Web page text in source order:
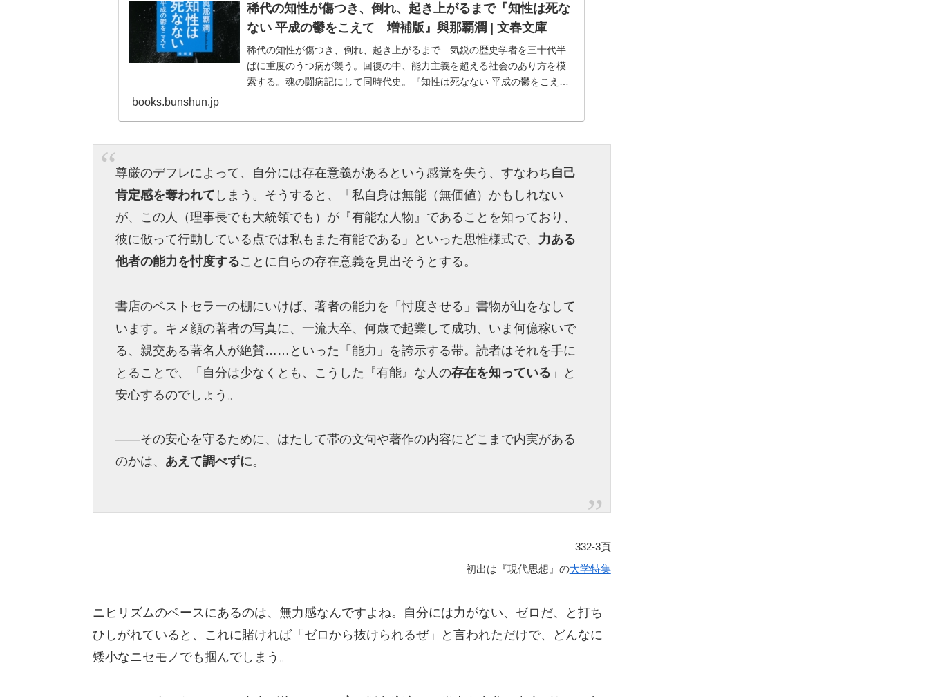
稀代の知性が傷つき、倒れ、起き上がるまで『知性は死な
ない 平成の鬱をこえて 増補版』與那覇潤 | 文春文庫
稀代の知性が傷つき、倒れ、起き上がるまで 気鋭の歴史学者を三十代半
ばに重度のうつ病が襲う。回復の中、能力主義を超える社会のあり方を模
索する。魂の闘病記にして同時代史。『知性は死なない 平成の鬱をこえ
books.bunshun.jp
尊厳のデフレによって、自分には存在意義があるという感覚を失う、すなわち 自己
肯定感を奪われて しまう。そうすると、「私自身は無能（無価値）かもしれない
が、この人（理事長でも大統領でも）が『有能な人物』であることを知っており、
彼に倣って行動している点では私もまた有能である」といった思惟様式で、 力ある
他者の能力を忖度することに自らの存在意義を見出そうとする。
書店のベストセラーの棚にいけば、著者の能力を「忖度させる」書物が山をなして
います。キメ顔の著者の写真に、一流大卒、何歳で起業して成功、いま何億稼いで
る、親交ある著名人が絶賛……といった「能力」を誇示する帯。読者はそれを手に
とることで、「自分は少なくとも、こうした『有能』な人の存在を知っている 」と
安心するのでしょう。
――その安心を守るために、はたして帯の文句や著作の内容にどこまで内実がある
のかは、 あえて調べずに。
332-3頁
初出は『現代思想』の大学特集
ニヒリズムのベースにあるのは、無力感なんですよね。自分には力がない、ゼロだ、と打ち
ひしがれていると、これに賭ければ「ゼロから抜けられるぜ」と言われただけで、どんなに
矮小なニセモノでも掴んでしまう。